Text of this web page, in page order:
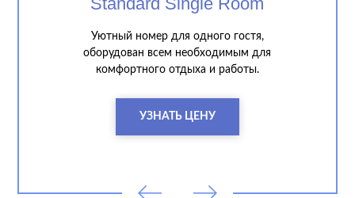
Уютный номер для одного гостя,
оборудован всем необходимым для
комфортного отдыха и работы.
УЗНАТЬ ЦЕНУ